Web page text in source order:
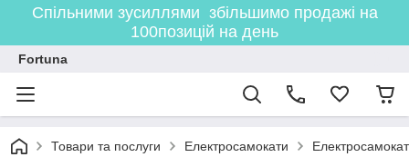
Спільними зусиллями збільшимо продажі на
100позицій на день
Fortuna
Товари та послуги Електросамокати